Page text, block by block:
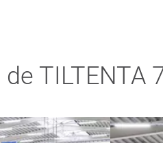
TILTENTA